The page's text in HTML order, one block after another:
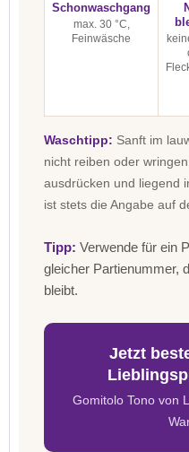
Schonwaschgang
max. 30 °C,
Feinwäsche
Waschtipp: Sanft im
nicht reiben oder
ausdrücken und liegend
ist stets die Angabe auf
Tipp: Verwende für ein
gleicher Partienummer,
bleibt.
Jetzt
Gomitolo Tono von